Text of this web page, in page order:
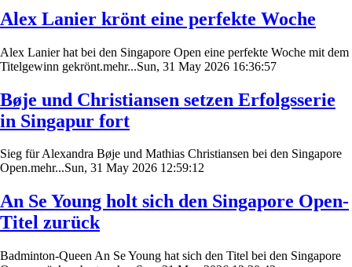
Alex Lanier krönt eine perfekte Woche
Alex Lanier hat bei den Singapore Open eine perfekte Woche mit dem
Titelgewinn gekrönt.mehr...Sun, 31 May 2026 16:36:57
Bøje und Christiansen setzen Erfolgsserie
in Singapur fort
Sieg für Alexandra Bøje und Mathias Christiansen bei den Singapore
Open.mehr...Sun, 31 May 2026 12:59:12
An Se Young holt sich den Singapore Open-
Titel zurück
Badminton-Queen An Se Young hat sich den Titel bei den Singapore